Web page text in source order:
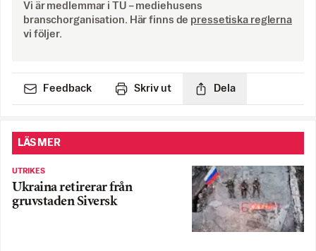
Vi är medlemmar i TU – mediehusens
branschorganisation. Här finns de pressetiska reglerna
vi följer.
Feedback Skriv ut Dela
LÄS MER
UTRIKES
Ukraina retirerar från
gruvstaden Siversk